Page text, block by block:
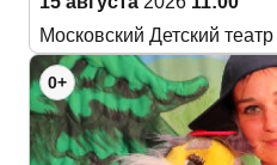
Московский Детский
0+